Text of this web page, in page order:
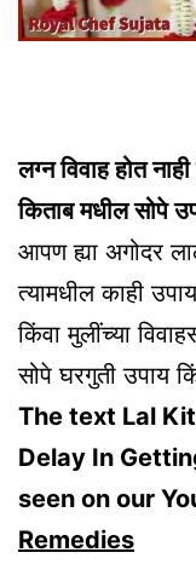
लग्न विवाह होत
किताब मधील सोपे
आपण ह्या अगोदर
त्यामधील काही
किंवा मुलींच्या
सोपे घरगुती उपाय
The text Lal
Delay In
seen on our
Remedies